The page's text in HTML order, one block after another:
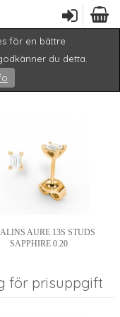
för en bättre
du detta.
AURE 13S STUDS
SAPPHIRE 0.20
för prisuppgift